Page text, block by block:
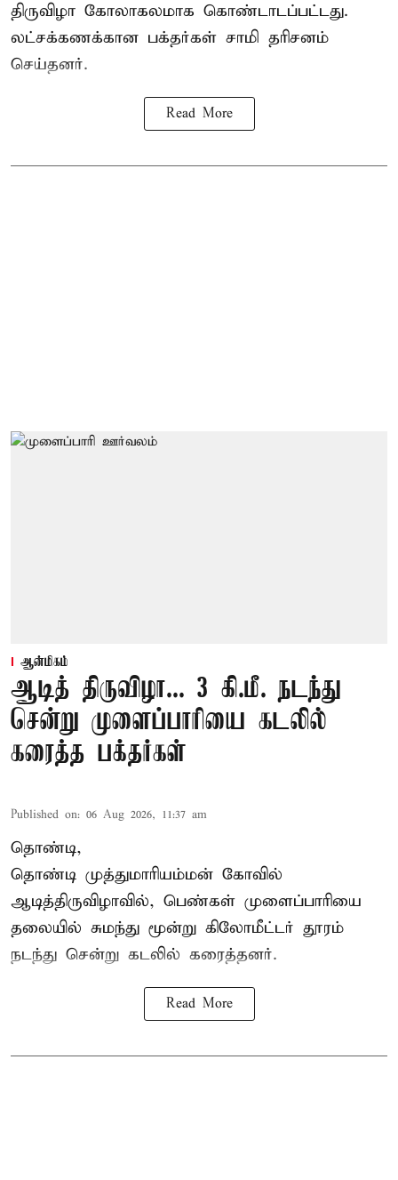
திருவிழா கோலாகலமாக கொண்டாடப்பட்டது.
லட்சக்கணக்கான பக்தர்கள் சாமி தரிசனம்
செய்தனர்.
Read More
ஆன்மிகம்
ஆடித் திருவிழா... 3 கி.மீ. நடந்து
சென்று முளைப்பாரியை கடலில்
கரைத்த பக்தர்கள்
Published on: 06 Aug 2026, 11:37 am
தொண்டி,
தொண்டி முத்துமாரியம்மன் கோவில்
ஆடித்திருவிழாவில், பெண்கள் முளைப்பாரியை
தலையில் சுமந்து மூன்று கிலோமீட்டர் தூரம்
நடந்து சென்று கடலில் கரைத்தனர்.
Read More